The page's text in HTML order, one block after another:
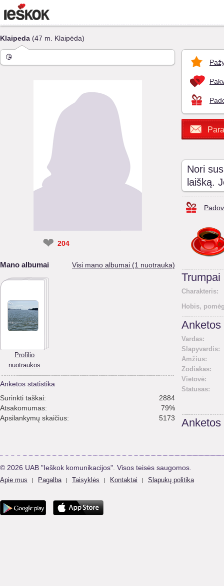
Klaipeda (47 m. Klaipėda)
😘
❤ 204
Mano albumai Visi mano albumai (1 nuotrauka)
Profilio
nuotraukos
Anketos statistika
Surinkti taškai:
2884
Atsakomumas:
79%
Apsilankymų skaičius:
5173
Nori
laišką.
Trumpai
Charakteris:
Hobis,
Anketos
Vardas:
Slapyvardis:
Amžius:
Zodiakas:
Vietovė:
Statusas:
Anketos
© 2026 UAB "Ieškok komunikacijos". Visos teisės saugomos.
Apie mus | Pagalba | Taisyklės | Kontaktai | Slapukų politika